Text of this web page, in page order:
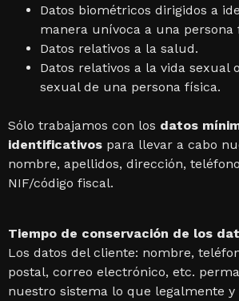
Datos biométricos dirigidos a
manera unívoca a una persona
Datos relativos a la salud.
Datos relativos a la vida sexual
sexual de una persona física.
Sólo trabajamos con los datos
identificativos para llevar a cabo
nombre, apellidos, dirección,
NIF/código fiscal.
Tiempo de conservación de los
Los datos del cliente: nombre,
postal, correo electrónico, etc.
nuestro sistema lo que legalmente